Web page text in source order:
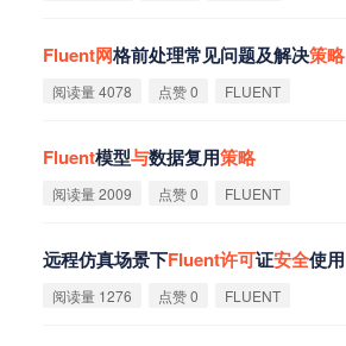
Fluent网格前处理常见问题及解决策略
阅读量 4078 点赞 0 FLUENT
Fluent模型与数据复用策略
阅读量 2009 点赞 0 FLUENT
远程仿真场景下Fluent许可证安全使用
阅读量 1276 点赞 0 FLUENT